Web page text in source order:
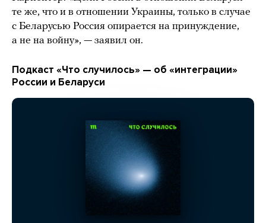
те же, что и в отношении Украины, только в случае
с Беларусью Россия опирается на принуждение,
а не на войну», — заявил он.
Подкаст «Что случилось» — об «интеграции»
России и Беларуси